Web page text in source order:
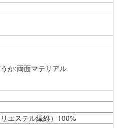
か:両面マテリアル
エステル繊維）100%